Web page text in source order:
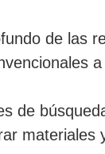
de las
de
materiales